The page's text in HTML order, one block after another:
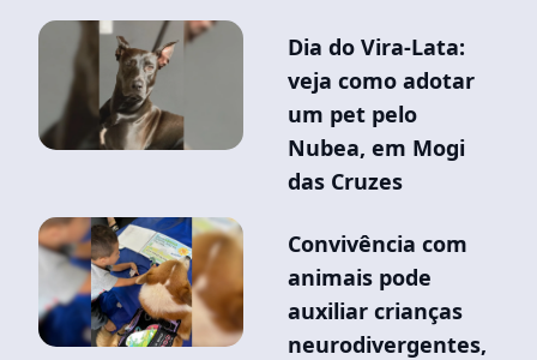
Dia do Vira-Lata:
veja como adotar
um pet pelo
Nubea, em Mogi
das Cruzes
Convivência com
animais pode
auxiliar crianças
neurodivergentes,